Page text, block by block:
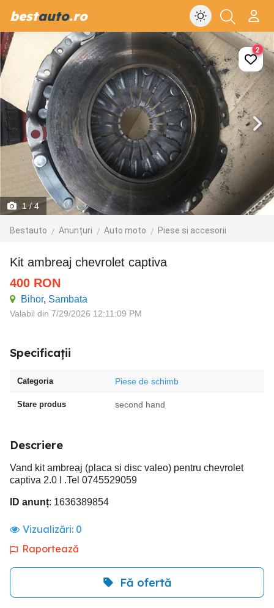
bestauto.ro
1/ 4
Bestauto Anunțuri Auto moto Piese si accesorii
2
Kit ambreaj chevrolet captiva
400 RON
Bihor, Sambata
Valabil din 7/29/2026 12:11:09 PM
Specificații
Categoria Piese de schimb
Stare produs second hand
Descriere
Vand kit ambreaj (placa si disc valeo) pentru chevrolet
captiva 2.0 l .Tel 0745529059
ID anunț: 1636389854
Vizualizări: 0
Raportează
Fă ofertă